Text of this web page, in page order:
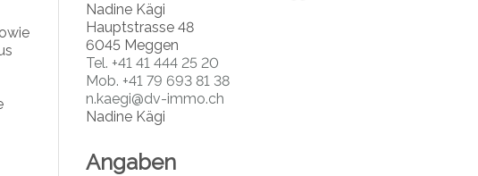
Nadine Kägi
Hauptstrasse 48
6045 Meggen
Tel. +41 41 444 25 20
Mob. +41 79 693 81 38
n.kaegi@dv-immo.ch
Nadine Kägi
Angaben